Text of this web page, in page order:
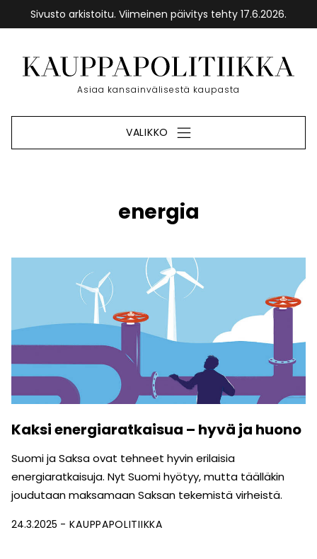
Sivusto arkistoitu. Viimeinen päivitys tehty 17.6.2026.
sisältöön
Etusivu
Asiaa kansainvälisestä kaupasta
VALIKKO
energia
Kaksi energiaratkaisua – hyvä ja huono
Suomi ja Saksa ovat tehneet hyvin erilaisia
energiaratkaisuja. Nyt Suomi hyötyy, mutta täälläkin
joudutaan maksamaan Saksan tekemistä virheistä.
24.3.2025 KAUPPAPOLITIIKKA